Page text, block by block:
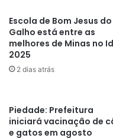
Escola de Bom Jesus do
Galho está entre as
melhores de Minas no
2025
2 dias atrás
Piedade: Prefeitura
iniciará vacinação de
e gatos em agosto